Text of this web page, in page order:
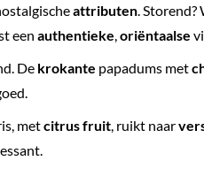
attributen. Storend?
een authentieke,oriëntaalse
De krokante papadums met
metcitrus fruit, ruikt naar